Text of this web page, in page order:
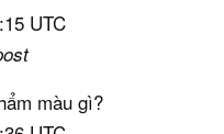
UTC
màu gì?